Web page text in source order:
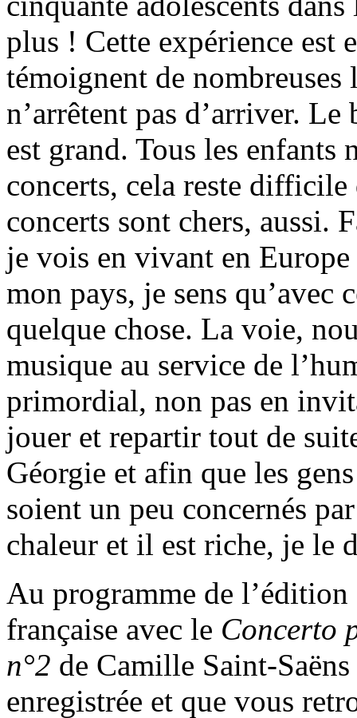
plus ! Cette expérience est
témoignent de
n’arrêtent pas d’arriver.
est grand. Tous les enfants
concerts, cela reste
concerts sont chers, aussi.
je vois en vivant en
mon pays, je sens qu’avec
quelque chose. La voie,
musique au service de
primordial, non pas en
jouer et repartir tout de
Géorgie et afin que les
soient un peu concernés
chaleur et il est riche, je le
Au programme de
française avec le Concerto
n°2 de Camille Saint-
enregistrée et que vous